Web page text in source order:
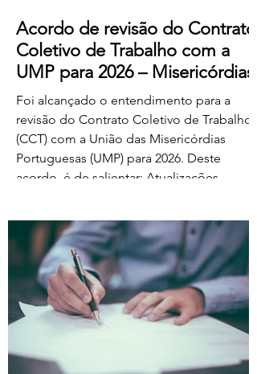
Acordo de revisão do Contrato
Coletivo de Trabalho com a
UMP para 2026 – Misericórdias
Foi alcançado o entendimento para a
revisão do Contrato Coletivo de Trabalho
(CCT) com a União das Misericórdias
Portuguesas (UMP) para 2026. Deste
acordo, é de salientar: Atualizações
professores dos ensinos básico e
secundário profissionalizados; Aumento
do subsídio de refeição para os 5,50€.
Estas alterações produzem efeitos
retroativos a janeiro de 2026, aguardando-
se a sua publicação no Boletim